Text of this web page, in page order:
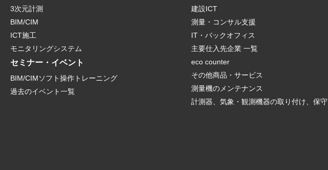
3次元計測
BIM/CIM
ICT施工
モニタリングシステム
セミナー・イベント
BIM/CIMソフト操作トレーニング
過去のイベント一覧
建設ICT
測量・コンサル支援
IT・バックオフィス
主要仕入先企業 一覧
eco counter
その他商品・サービス
測量機のメンテナンス
計測器、気象・観測機器の取り付け、保守